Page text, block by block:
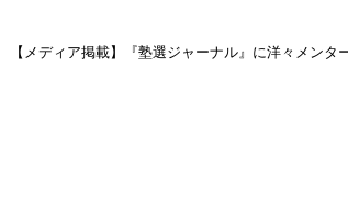
【メディア掲載】『塾選ジャーナル』に洋々メン